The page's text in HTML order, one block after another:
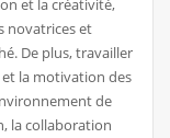
et la créativité,
novatrices et
De plus, travailler
la motivation des
de
la collaboration